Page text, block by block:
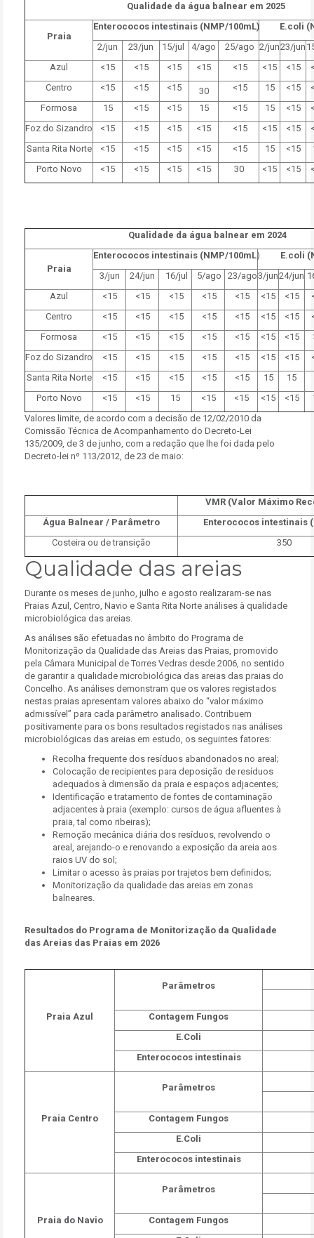
Qualidade da água balnear em 2025
Praia
Enterococos intestinais (NMP/100mL)
E.coli
2/jun
23/jun 15/jul 4/ago 25/ago 2/jun23/jun
Azul
<15 <15 <15 <15 <15 <15 <15
Centro
<15 <15 <15 30 <15 15 <15
Formosa
15 <15 <15 15 <15 15 <15
Foz do Sizandro
<15 <15 <15 <15 <15 <15 <15
Santa Rita Norte
<15 <15 <15 <15 <15 15 <15
Porto Novo
<15 <15 <15 <15 30 <15 <15
Qualidade da água balnear em 2024
Praia
Enterococos intestinais (NMP/100mL)
E.coli
3/jun
24/jun 16/jul 5/ago 23/ago3/jun24/jun
Azul
<15 <15 <15 <15 <15 <15 <15
Centro
<15 <15 <15 <15 <15 <15 <15
Formosa
<15 <15 <15 <15 <15 <15 <15
Foz do Sizandro
<15 <15 <15 <15 <15 <15 <15
Santa Rita Norte
<15 <15 <15 <15 <15 15 15
Porto Novo
<15 <15 15 <15 <15 <15 <15
Valores limite, de acordo com a decisão de 12/02/2010 da
Comissão Técnica de Acompanhamento do Decreto-Lei
135/2009, de 3 de junho, com a redação que lhe foi dada pelo
Decreto-lei nº 113/2012, de 23 de maio:
VMR (Valor Máximo
Água Balnear / Parâmetro
Enterococos intestinais
Costeira ou de transição
350
Qualidade das areias
Durante os meses de junho, julho e agosto realizaram-se nas
Praias Azul, Centro, Navio e Santa Rita Norte análises à qualidade
microbiológica das areias.
As análises são efetuadas no âmbito do Programa de
Monitorização da Qualidade das Areias das Praias, promovido
pela Câmara Municipal de Torres Vedras desde 2006, no sentido
de garantir a qualidade microbiológica das areias das praias do
Concelho. As análises demonstram que os valores registados
nestas praias apresentam valores abaixo do “valor máximo
admissível” para cada parâmetro analisado. Contribuem
positivamente para os bons resultados registados nas análises
microbiológicas das areias em estudo, os seguintes fatores:
Recolha frequente dos resíduos abandonados no areal;
Colocação de recipientes para deposição de resíduos
adequados à dimensão da praia e espaços adjacentes;
Identificação e tratamento de fontes de contaminação
adjacentes à praia (exemplo: cursos de água afluentes à
praia, tal como ribeiras);
Remoção mecânica diária dos resíduos, revolvendo o
areal, arejando-o e renovando a exposição da areia aos
raios UV do sol;
Limitar o acesso às praias por trajetos bem definidos;
Monitorização da qualidade das areias em zonas
balneares.
Resultados do Programa de Monitorização da Qualidade
das Areias das Praias em 2026
Praia Azul
Parâmetros
Contagem Fungos
E.Coli
Enterococos intestinais
Praia Centro
Parâmetros
Contagem Fungos
E.Coli
Enterococos intestinais
Praia do Navio
Parâmetros
Contagem Fungos